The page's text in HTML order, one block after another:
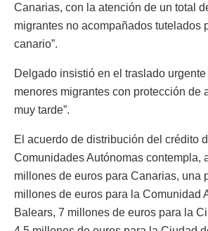
Canarias, con la atención de un total
migrantes no acompañados tutelados
canario”.
Delgado insistió en el traslado
menores migrantes con protección de
muy tarde”.
El acuerdo de distribución del crédito
Comunidades Autónomas contempla,
millones de euros para Canarias, una
millones de euros para la Comunidad
Balears, 7 millones de euros para la